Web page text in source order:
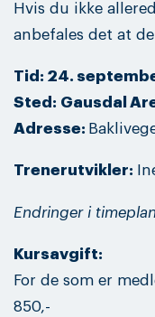
Hvis du ikke
anbefales det at
Tid: 24.
Sted: Gausdal
Adresse:
Trenerutvikler:
Endringer i
Kursavgift:
For de som er
850,-